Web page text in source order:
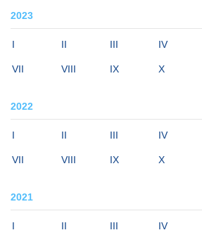
2023
I II III IV
VII VIII IX X
2022
I II III IV
VII VIII IX X
2021
I II III IV